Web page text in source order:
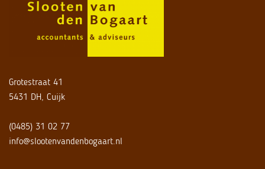
Grotestraat 41
5431 DH, Cuijk
(0485) 31 02 77
info@slootenvandenbogaart.nl